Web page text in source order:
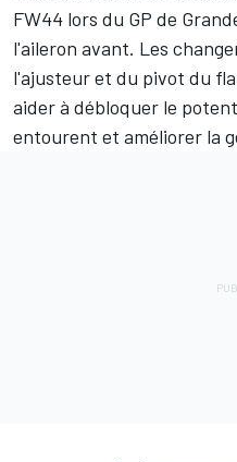
FW44 lors du GP de
l'aileron avant. Les
l'ajusteur et du pivot du
aider à débloquer le
entourent et améliorer la